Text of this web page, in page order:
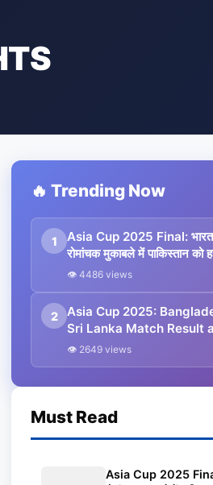
🔥 Trending Now
1
Asia Cup 2025 Final:
रोमांचक मुकाबले में पाकिस्तान को
जीता 9वां खिताब
👁 4486 views
2
Asia Cup 2025:
Sri Lanka Match Result
Updated Points Table
👁 2649 views
Must Read
Asia Cup 2025